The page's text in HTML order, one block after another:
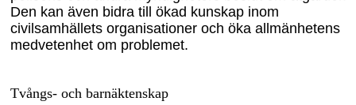
Den kan även bidra till ökad kunskap inom
civilsamhällets organisationer och öka allmänhetens
medvetenhet om problemet.
Tvångs- och barnäktenskap